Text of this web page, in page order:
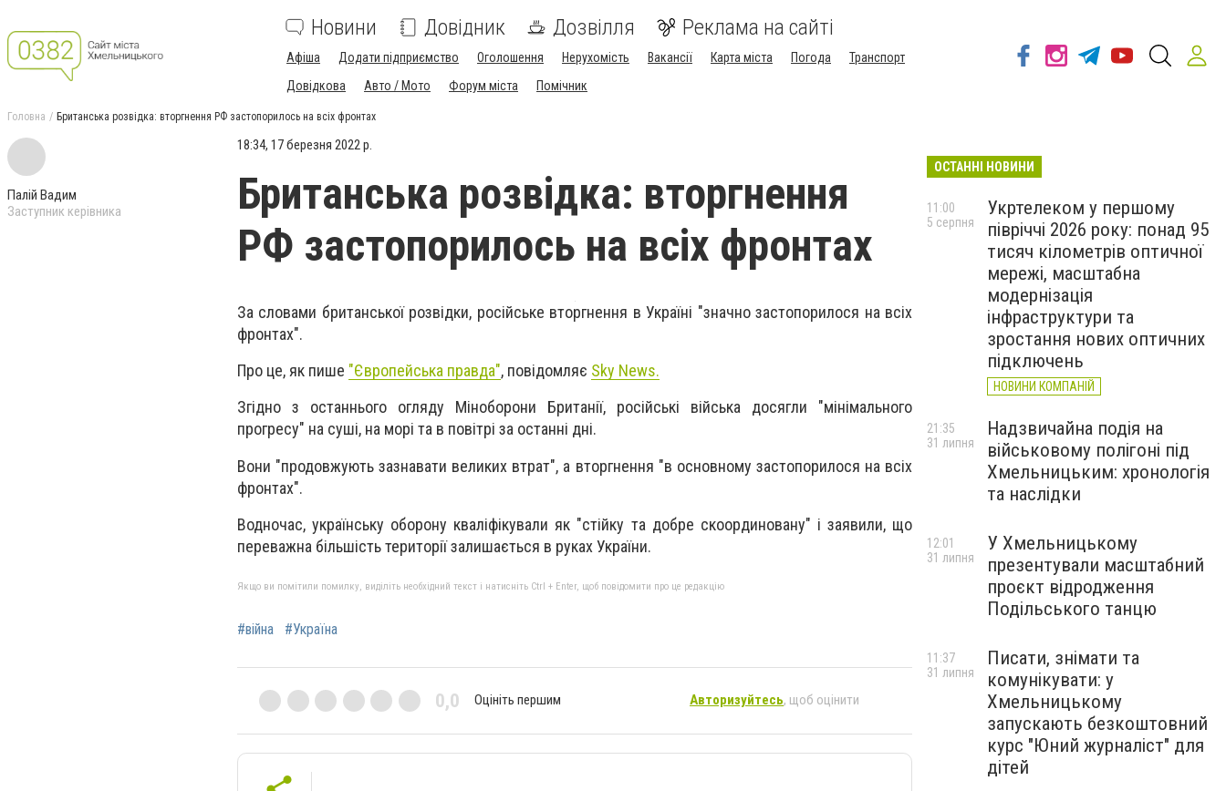
Новини Довідник Дозвілля Реклама на сайті
Афіша Додати підприємство Оголошення Нерухомість Вакансії Карта міста Погода
Транспорт
Довідкова
Авто / Мото Форум міста Помічник
Головна Британська розвідка: вторгнення РФ застопорилось на всіх фронтах
Палій Вадим
Заступник керівника
18:34, 17 березня 2022 р.
Британська розвідка: вторгнення
РФ застопорилось на всіх фронтах
За словами британської розвідки, російське вторгнення в Україні "значно застопорилося на всіх
фронтах".
Про це, як пише "Європейська правда", повідомляє Sky News.
Згідно з останнього огляду Міноборони Британії, російські війська досягли "мінімального
прогресу" на суші, на морі та в повітрі за останні дні.
Вони "продовжують зазнавати великих втрат", а вторгнення "в основному застопорилося на всіх
фронтах".
Водночас, українську оборону кваліфікували як "стійку та добре скоординовану" і заявили, що
переважна більшість території залишається в руках України.
Якщо ви помітили помилку, виділіть необхідний текст і натисніть Ctrl + Enter, щоб повідомити про це редакцію
#війна #Україна
0,0 Оцініть першим Авторизуйтесь, щоб оцінити
ОСТАННІ НОВИНИ
Укртелеком у першому
півріччі 2026 року: понад 95
тисяч кілометрів оптичної
мережі, масштабна
модернізація
інфраструктури та
зростання нових оптичних
підключень
НОВИНИ КОМПАНІЙ
11:00
5 серпня
Надзвичайна подія на
військовому полігоні під
Хмельницьким: хронологія
та наслідки
21:35
31 липня
У Хмельницькому
презентували масштабний
проєкт відродження
Подільського танцю
12:01
31 липня
Писати, знімати та
комунікувати: у
Хмельницькому
запускають безкоштовний
курс "Юний журналіст" для
дітей
11:37
31 липня